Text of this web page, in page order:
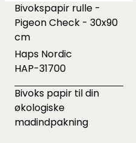
Bivokspapir rulle -
Pigeon Check - 30x90
cm
Haps Nordic
HAP-31700
Bivoks papir til din
økologiske
madindpakning